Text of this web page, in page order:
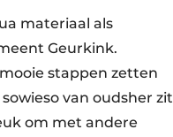
materiaal als
Geurkink.
stappen zetten
van oudsher zit
om met andere